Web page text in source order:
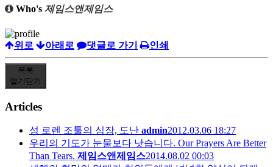
Who's 제임스앤제임스
위로 아래로 댓글로 가기 인쇄
목록
열기 닫기
Articles
성 로렌 조툴의 심장, 도난 admin2012.03.06 18:27
우리의 기도가 눈물보다 낫습니다. Our Prayers Are Better
Than Tears. 제임스앤제임스2014.08.02 00:03